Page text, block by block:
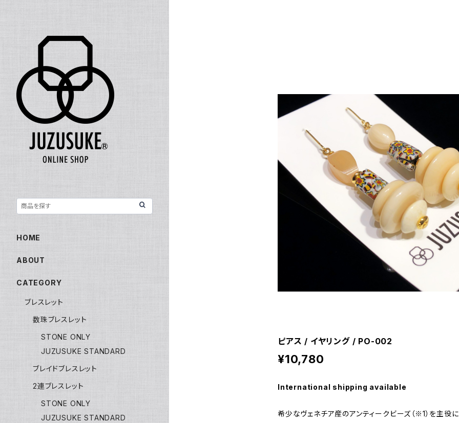
ピアス / イヤリング / PO-002
¥10,780
International shipping available
希少なヴェネチア産のアンティークビーズ（※1）を主役
HOME
ABOUT
CATEGORY
ブレスレット
数珠ブレスレット
STONE ONLY
JUZUSUKE STANDARD
ブレイドブレスレット
2連ブレスレット
STONE ONLY
JUZUSUKE STANDARD